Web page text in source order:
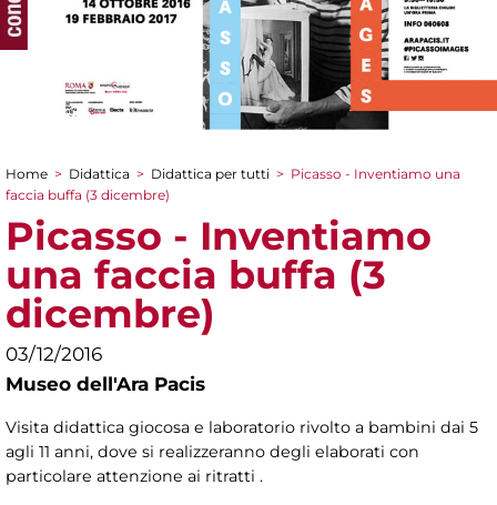
Tu sei qui
Home > Didattica > Didattica per tutti > Picasso - Inventiamo una
faccia buffa (3 dicembre)
Picasso - Inventiamo
una faccia buffa (3
dicembre)
03/12/2016
Museo dell'Ara Pacis
Visita didattica giocosa e laboratorio rivolto a bambini dai 5
agli 11 anni, dove si realizzeranno degli elaborati con
particolare attenzione ai ritratti .